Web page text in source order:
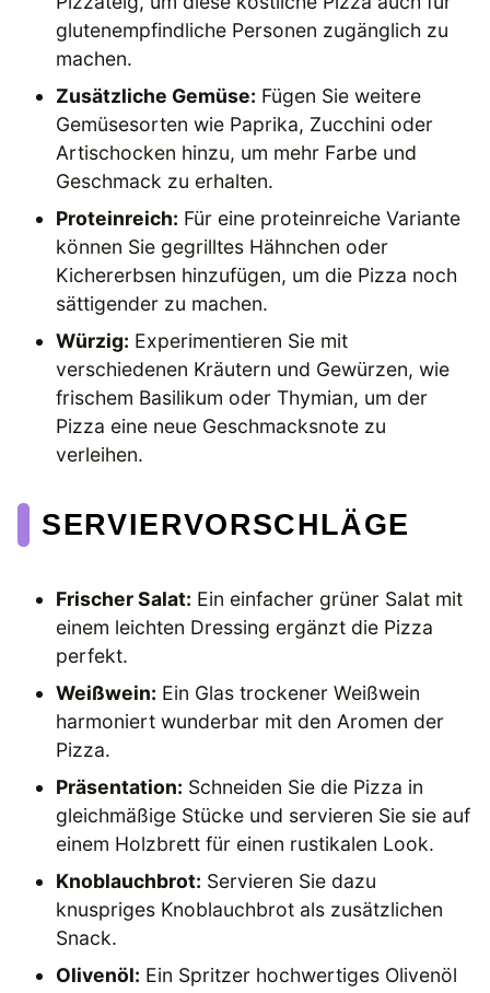
glutenempfindliche Personen zugänglich zu
machen.
Zusätzliche Gemüse: Fügen Sie weitere
Gemüsesorten wie Paprika, Zucchini oder
Artischocken hinzu, um mehr Farbe und
Geschmack zu erhalten.
Proteinreich: Für eine proteinreiche Variante
können Sie gegrilltes Hähnchen oder
Kichererbsen hinzufügen, um die Pizza noch
sättigender zu machen.
Würzig: Experimentieren Sie mit
verschiedenen Kräutern und Gewürzen, wie
frischem Basilikum oder Thymian, um der
Pizza eine neue Geschmacksnote zu
verleihen.
SERVIERVORSCHLÄGE
Frischer Salat: Ein einfacher grüner Salat mit
einem leichten Dressing ergänzt die Pizza
perfekt.
Weißwein: Ein Glas trockener Weißwein
harmoniert wunderbar mit den Aromen der
Pizza.
Präsentation: Schneiden Sie die Pizza in
gleichmäßige Stücke und servieren Sie sie auf
einem Holzbrett für einen rustikalen Look.
Knoblauchbrot: Servieren Sie dazu
knuspriges Knoblauchbrot als zusätzlichen
Snack.
Olivenöl: Ein Spritzer hochwertiges Olivenöl